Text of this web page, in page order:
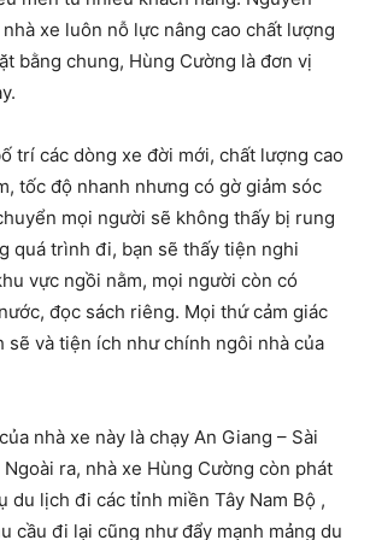
xe luôn nỗ lực nâng cao chất lượng
bằng chung, Hùng Cường là đơn vị
trí các dòng xe đời mới, chất lượng cao
tốc độ nhanh nhưng có gờ giảm sóc
mọi người sẽ không thấy bị rung
quá trình đi, bạn sẽ thấy tiện nghi
vực ngồi nằm, mọi người còn có
đọc sách riêng. Mọi thứ cảm giác
sẽ và tiện ích như chính ngôi nhà của
nhà xe này là chạy An Giang – Sài
ra, nhà xe Hùng Cường còn phát
du lịch đi các tỉnh miền Tây Nam Bộ ,
cầu đi lại cũng như đẩy mạnh mảng du